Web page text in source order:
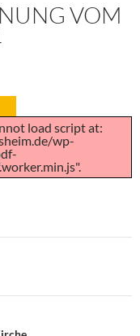
VOM
load script at:
wp-